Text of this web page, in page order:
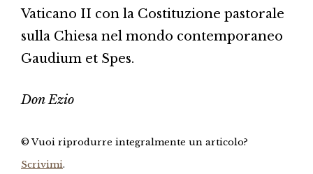
Vaticano II con la Costituzione pastorale
sulla Chiesa nel mondo contemporaneo
Gaudium et Spes.
Don Ezio
© Vuoi riprodurre integralmente un articolo?
Scrivimi.